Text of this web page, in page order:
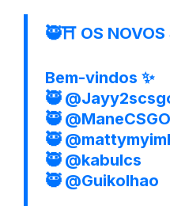
🥷⛩️ OS
Bem-vindos ✨
🥷
🥷 @ManeCSGO
🥷
🥷 @kabulcs
🥷 @Guikolhao